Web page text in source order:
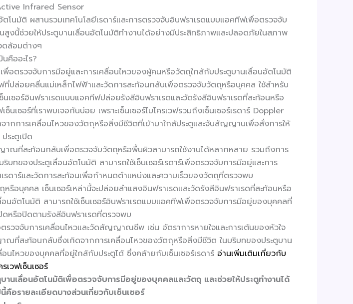
Infrared Sensor
ตโนมัติ ผสานรวมเทคโนโลยีเรดาร์และการตรวจจับอินฟราเรดแบบแอคทีฟเพื่อตรวจจับ
งนี้ช่วยให้ประตูบานเลื่อนอัตโนมัติทำงานได้อย่างมีประสิทธิภาพและปลอดภัยในสภาพ
ดล้อมต่างๆ
นคืออะไร?
พื่อตรวจจับการมีอยู่และการเคลื่อนไหวของผู้คนหรือวัตถุใกล้กับประตูบานเลื่อนอัตโนมัติ
ฟที่ปล่อยคลื่นแม่เหล็กไฟฟ้าและวัดการสะท้อนกลับเพื่อตรวจจับวัตถุหรือบุคคล ใช้สำหรับ
เซอร์อินฟราเรดแบบแอคทีฟปล่อยรังสีอินฟราเรดและวัดรังสีอินฟราเรดที่สะท้อนหรือ
อร์ที่เราพบเจอกันบ่อย เพราะเซ็นเซอร์ไมโครเวฟรวมถึงเซ็นเซอร์เรดาร์ Doppler
ารเคลื่อนไหวของวัตถุหรือสิ่งมีชีวิตที่เข้ามาใกล้ประตูและจับสัญญานเพื่อสั่งการให้
ประตูเปิด
าณที่สะท้อนกลับเพื่อตรวจจับวัตถุหรือพื้นผิวสามารถใช้งานได้หลากหลาย รวมถึงการ
ทของประตูเลื่อนอัตโนมัติ สามารถใช้เซ็นเซอร์เรดาร์เพื่อตรวจจับการมีอยู่และการ
ร์และวัดการสะท้อนเพื่อกำหนดตำแหน่งและความเร็วของวัตถุที่ตรวจพบ
อบุคคล เซ็นเซอร์เหล่านี้จะปล่อยลำแสงอินฟราเรดและวัดรังสีอินฟราเรดที่สะท้อนหรือ
อัตโนมัติ สามารถใช้เซ็นเซอร์อินฟราเรดแบบแอคทีฟเพื่อตรวจจับการมีอยู่ของบุคคลที่
ดหรือปิดตามรังสีอินฟราเรดที่ตรวจพบ
รวจจับการเคลื่อนไหวและวัดสัญญาณชีพ เช่น อัตราการหายใจและการเต้นของหัวใจ
ที่สะท้อนกลับซึ่งเกิดจากการเคลื่อนไหวของวัตถุหรือสิ่งมีชีวิต ในบริบทของประตูบาน
นไหวของบุคคลที่อยู่ใกล้กับประตูได้ ซึ่งคล้ายกับเซ็นเซอร์เรดาร์ อ่านเพิ่มเติมเกี่ยวกับ
รเวฟเซ็นเซอร์
านเลื่อนอัตโนมัติเพื่อตรวจจับการมีอยู่ของบุคคลและวัตถุ และช่วยให้ประตูทำงานได้
อรายละเอียดบางส่วนเกี่ยวกับเซ็นเซอร์